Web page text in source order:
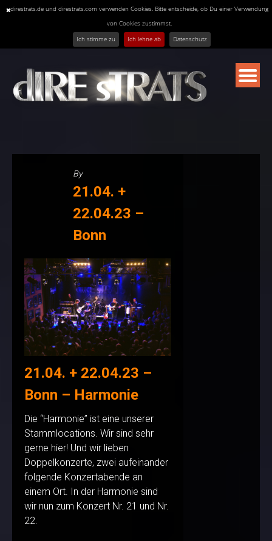
direstrats.de und direstrats.com verwenden Cookies. Bitte entscheide, ob Du einer Verwendung
von Cookies zustimmst.
Ich stimme zu
Ich lehne ab Datenschutz
content
By
21.04. +
22.04.23 –
Bonn
21.04. + 22.04.23 –
Bonn – Harmonie
Die “Harmonie” ist eine unserer
Stammlocations. Wir sind sehr
gerne hier! Und wir lieben
Doppelkonzerte, zwei aufeinander
folgende Konzertabende an
einem Ort. In der Harmonie sind
wir nun zum Konzert Nr. 21 und Nr.
22.